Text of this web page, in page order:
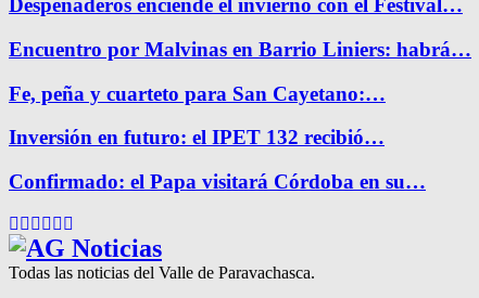
Despeñaderos enciende el invierno con el Festival…
Encuentro por Malvinas en Barrio Liniers: habrá…
Fe, peña y cuarteto para San Cayetano:…
Inversión en futuro: el IPET 132 recibió…
Confirmado: el Papa visitará Córdoba en su…
Facebook
Twitter
Instagram
Pinterest
Google
Todas las noticias del Valle de Paravachasca.